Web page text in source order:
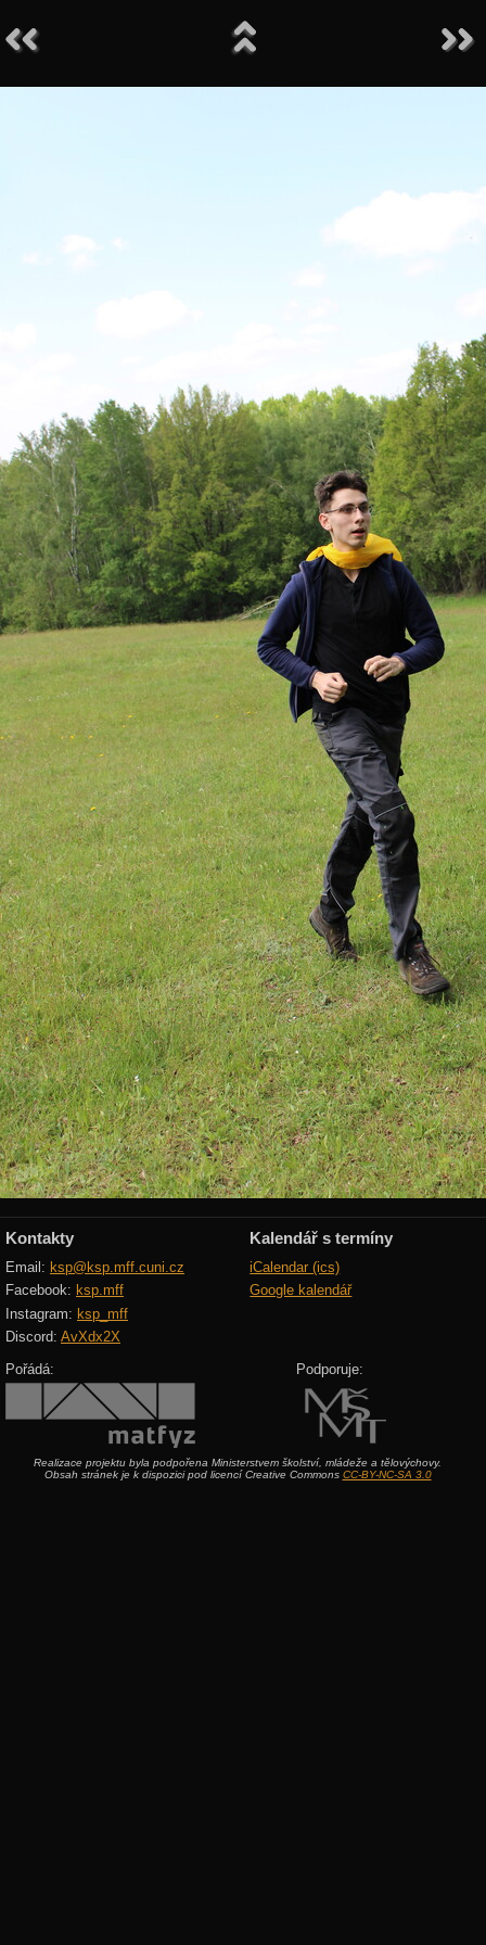
Kontakty
Email: ksp@ksp.mff.cuni.cz
Facebook: ksp.mff
Instagram: ksp_mff
Discord: AvXdx2X
Kalendář s termíny
iCalendar (ics)
Google kalendář
Pořádá: Podporuje:
Realizace projektu byla podpořena Ministerstvem školství, mládeže a tělovýchovy.
Obsah stránek je k dispozici pod licencí Creative Commons CC-BY-NC-SA 3.0